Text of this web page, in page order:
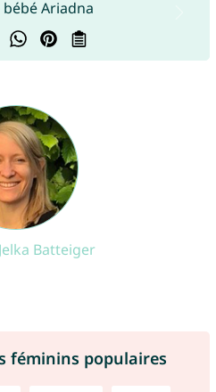
Jelka Batteiger
féminins populaires